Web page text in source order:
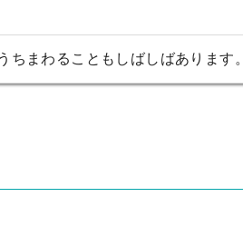
ちまわることもしばしばあります。